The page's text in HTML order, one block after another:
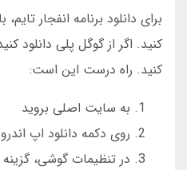
برای دانلود برنامه انفجار
کنید. اگر از گوگل پلی دانلود
کنید. راه درست این است:
به سایت اصلی بروید
روی دکمه دانلود اپ
در تنظیمات گوشی،